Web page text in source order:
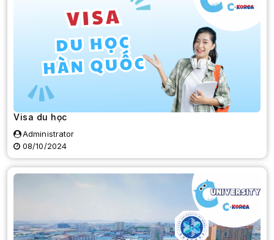
Visa du học
Administrator
08/10/2024